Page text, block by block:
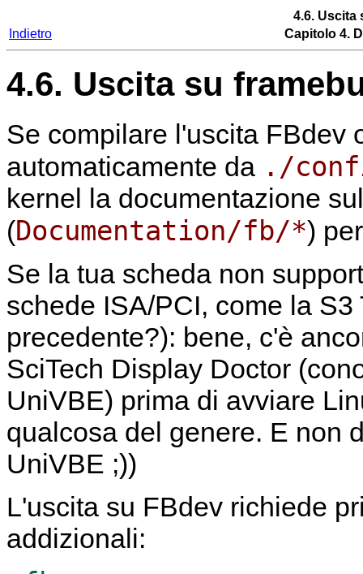
4.6. Uscita
Indietro
Capitolo 4.
4.6. Uscita su
Se compilare l'uscita FBdev
automaticamente da ./
kernel la documentazione
(Documentation/fb/*)
Se la tua scheda non
schede ISA/PCI, come la
precedente?): bene, c'è
SciTech Display Doctor
UniVBE) prima di avviare
qualcosa del genere. E non
UniVBE ;))
L'uscita su FBdev richiede
addizionali: